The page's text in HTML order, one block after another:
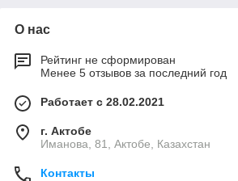
О нас
Рейтинг не сформирован
Менее 5 отзывов за последний год
Работает с 28.02.2021
г. Актобе
Иманова, 81, Актобе, Казахстан
Контакты